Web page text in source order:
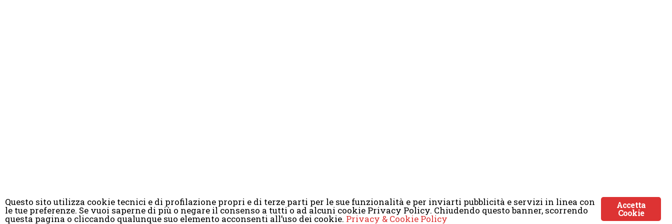
© Copyright 2008-2017 Scenaripolitici.com - Tutti i diritti riservati. Creato daAtlanticmoon.com
Accetta
Cookie
Questo sito utilizza cookie tecnici e di profilazione propri e di terze parti per le sue funzionalità e per inviarti pubblicità e servizi in linea con
le tue preferenze. Se vuoi saperne di più o negare il consenso a tutti o ad alcuni cookie Privacy Policy. Chiudendo questo banner, scorrendo
questa pagina o cliccando qualunque suo elemento acconsenti all’uso dei cookie. Privacy & Cookie Policy